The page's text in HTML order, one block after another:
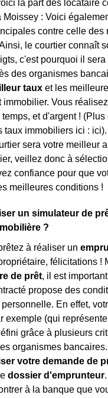
la part des locataire
Moissey : Voici
contre celle des
le courtier connaît
c'est pourquoi il
des organismes
taux et les
immobilier. Vous
et d'argent !
taux immobiliers ici :
sera votre meilleur
veillez donc à
confiance pour que
meilleures conditions !
un simulateur de
?
à réaliser un
félicitations !
de prêt, il est
propose des
En effet,
exemple (qui
grâce à plusieurs
organismes
votre demande de
dossier d'emprunteur
à la banque que